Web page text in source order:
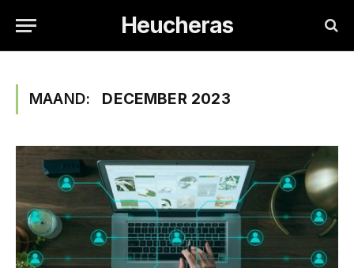
Heucheras
MAAND: DECEMBER 2023